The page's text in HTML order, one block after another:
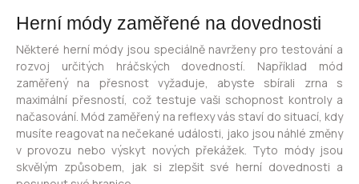
Herní módy zaměřené na dovednosti
Některé herní módy jsou speciálně navrženy pro testování a
rozvoj určitých hráčských dovedností. Například mód
zaměřený na přesnost vyžaduje, abyste sbírali zrna s
maximální přesností, což testuje vaši schopnost kontroly a
načasování. Mód zaměřený na reflexy vás staví do situací, kdy
musíte reagovat na nečekané události, jako jsou náhlé změny
v provozu nebo výskyt nových překážek. Tyto módy jsou
skvělým způsobem, jak si zlepšit své herní dovednosti a